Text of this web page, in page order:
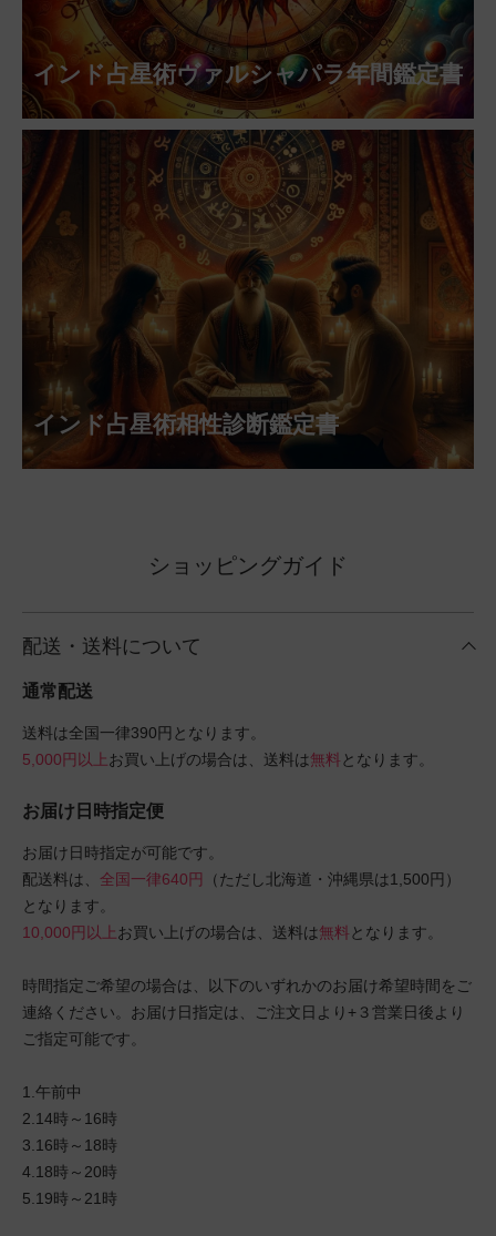
インド占星術ヴァルシャパラ年間鑑定書
インド占星術相性診断鑑定書
ショッピングガイド
配送・送料について
通常配送
送料は全国一律390円となります。
5,000円以上お買い上げの場合は、送料は無料となります。
お届け日時指定便
お届け日時指定が可能です。
配送料は、 全国一律640円
（ただし北海道・沖縄県は1,500円）
となります。
10,000円以上お買い上げの場合は、送料は無料となります。
時間指定ご希望の場合は、以下のいずれかのお届け希望時間をご
連絡ください。お届け日指定は、ご注文日より+３営業日後より
ご指定可能です。
1.午前中
2.14時～16時
3.16時～18時
4.18時～20時
5.19時～21時